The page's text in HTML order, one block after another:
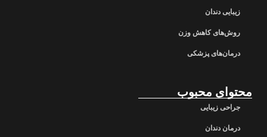
زیبایی دندان
روش‌های کاهش وزن
درمان‌های پزشکی
محتوای محبوب
جراحی زیبایی
درمان دندان